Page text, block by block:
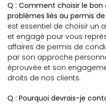
Q : Comment choisir le
problèmes liés au permis
est essentiel de choisir un
et engagé pour vous
affaires de permis de
par son approche
éprouvée et son
droits de nos clients.
Q : Pourquoi devrais-je